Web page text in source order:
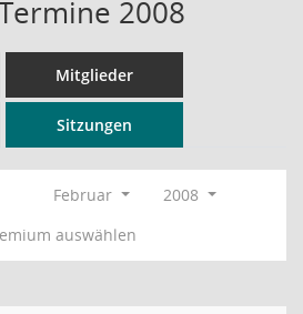
2008
Mitglieder
Sitzungen
Februar
2008
auswählen